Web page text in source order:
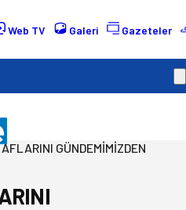
Web TV Galeri Gazeteler
GÜNDEMİMİZDEN